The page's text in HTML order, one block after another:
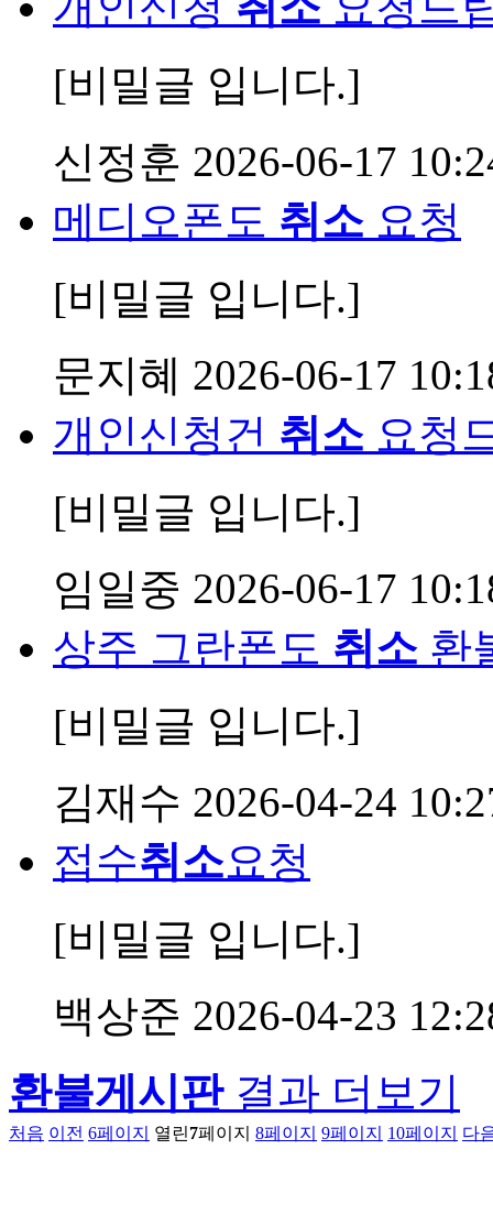
[비밀글 입니다.]
신정훈 2026-06-17
메디오폰도 취소 요청
[비밀글 입니다.]
문지혜 2026-06-17
개인신청건 취소 요청
[비밀글 입니다.]
임일중 2026-06-17
상주 그란폰도 취소 환
[비밀글 입니다.]
김재수 2026-04-24
접수취소요청
[비밀글 입니다.]
백상준 2026-04-23
환불게시판결과 더보기
처음 이전 6페이지 열린7페이지 8페이지 9페이지 10페이지 다